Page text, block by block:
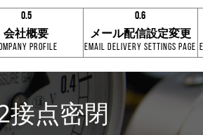
0.5
0.1
0.2
0.3
0.4
0.5
0.6
0.7
0.8
0.9
0.5
会社概要
Profile
0.6
0.1
0.2
0.3
0.4
0.5
0.7
0.8
0.9
メール配信設定変更
Email Delivery Settings Page
接点密閉